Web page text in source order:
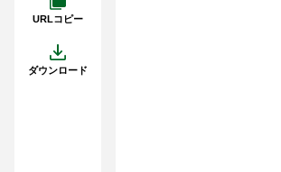
URLコピー
ダウンロード